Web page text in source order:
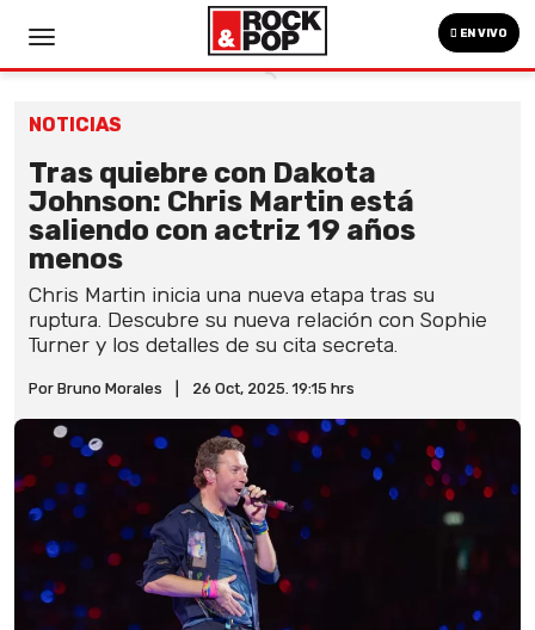
EN VIVO
NOTICIAS
Tras quiebre con Dakota
Johnson: Chris Martin está
saliendo con actriz 19 años
menos
Chris Martin inicia una nueva etapa tras su
ruptura. Descubre su nueva relación con Sophie
Turner y los detalles de su cita secreta.
Por Bruno Morales 26 Oct, 2025. 19:15 hrs